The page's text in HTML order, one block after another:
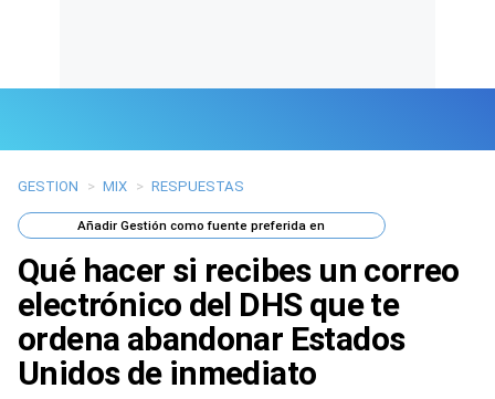
Últimas Noticias
Mi Bolsillo
Respuestas
Gente
GESTION > MIX > RESPUESTAS
AñadirGestión como fuente preferida en
Qué hacer si recibes un correo
electrónico del DHS que te
ordena abandonar Estados
Unidos de inmediato